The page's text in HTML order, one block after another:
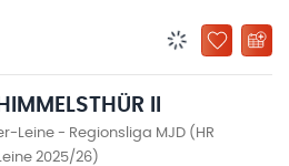
ZU
II
Leine - Regionsliga MJD (HR
2025/26)